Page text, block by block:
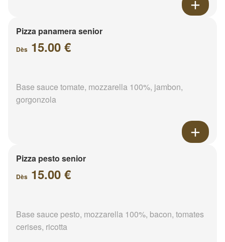
Pizza panamera senior
Dès 15.00 €
Base sauce tomate, mozzarella 100%, jambon,
gorgonzola
Pizza pesto senior
Dès 15.00 €
Base sauce pesto, mozzarella 100%, bacon, tomates
cerises, ricotta